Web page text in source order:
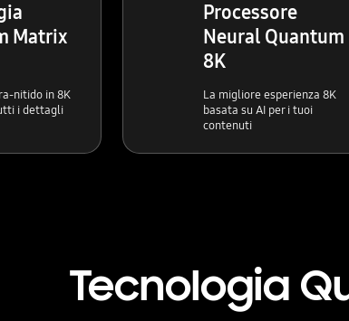
Matrix
nitido in 8K
i dettagli
Processore
Neural Quantum
8K
La migliore esperienza 8K
basata su AI per i tuoi
contenuti
Tecnologia